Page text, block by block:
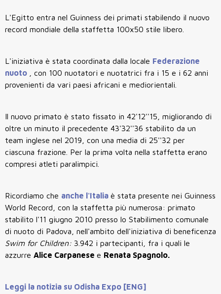
L'Egitto entra nel Guinness dei primati stabilendo il nuovo
record mondiale della staffetta 100x50 stile libero.
L'iniziativa è stata coordinata dalla locale Federazione
nuoto
, con 100 nuotatori e nuotatrici fra i 15 e i 62 anni
provenienti da vari paesi africani e mediorientali.
Il nuovo primato è stato fissato in 42'12''15, migliorando di
oltre un minuto il precedente 43'32''36 stabilito da un
team inglese nel 2019, con una media di 25''32 per
ciascuna frazione. Per la prima volta nella staffetta erano
compresi atleti paralimpici.
Ricordiamo che anche l'Italia è stata presente nei Guinness
World Record, con la staffetta più numerosa: primato
stabilito l'11 giugno 2010 presso lo Stabilimento comunale
di nuoto di Padova, nell'ambito dell'iniziativa di beneficenza
Swim for Children: 3.942 i partecipanti, fra i quali le
azzurre Alice Carpanese e Renata Spagnolo.
Leggi la notizia su Odisha Expo [ENG]